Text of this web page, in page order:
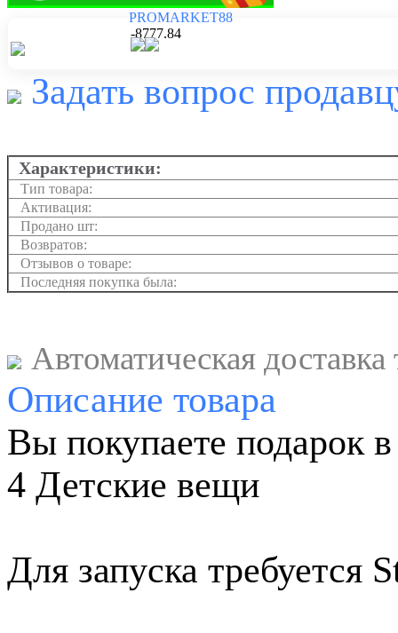
PROMARKET88
-8777.84
Задать вопрос
Характеристики:
Тип товара:
Активация:
Продано шт:
Возвратов:
Отзывов о товаре:
Последняя покупка была:
Автоматическая
Описание товара
Вы покупаете подарок
4 Детские вещи
Для запуска требуется